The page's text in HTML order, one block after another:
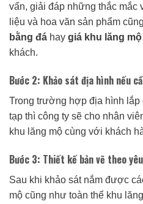
vấn, giải đáp những thắc mắc
liệu và hoa văn sản phẩm
bằng đá hay giá khu lăng
khách.
Bước 2: Khảo sát địa hình nếu
Trong trường hợp địa hình
tạp thì công ty sẽ cho nhân
khu lăng mộ cùng với khách
Bước 3: Thiết kế bản vẽ theo
Sau khi khảo sát nắm được
mộ cũng như toàn thể khu